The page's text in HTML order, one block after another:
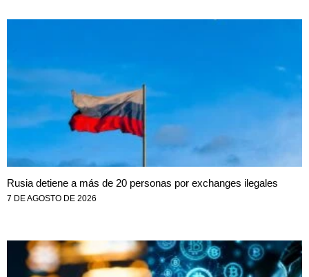
Rusia detiene a más de 20 personas por exchanges ilegales
7 DE AGOSTO DE 2026